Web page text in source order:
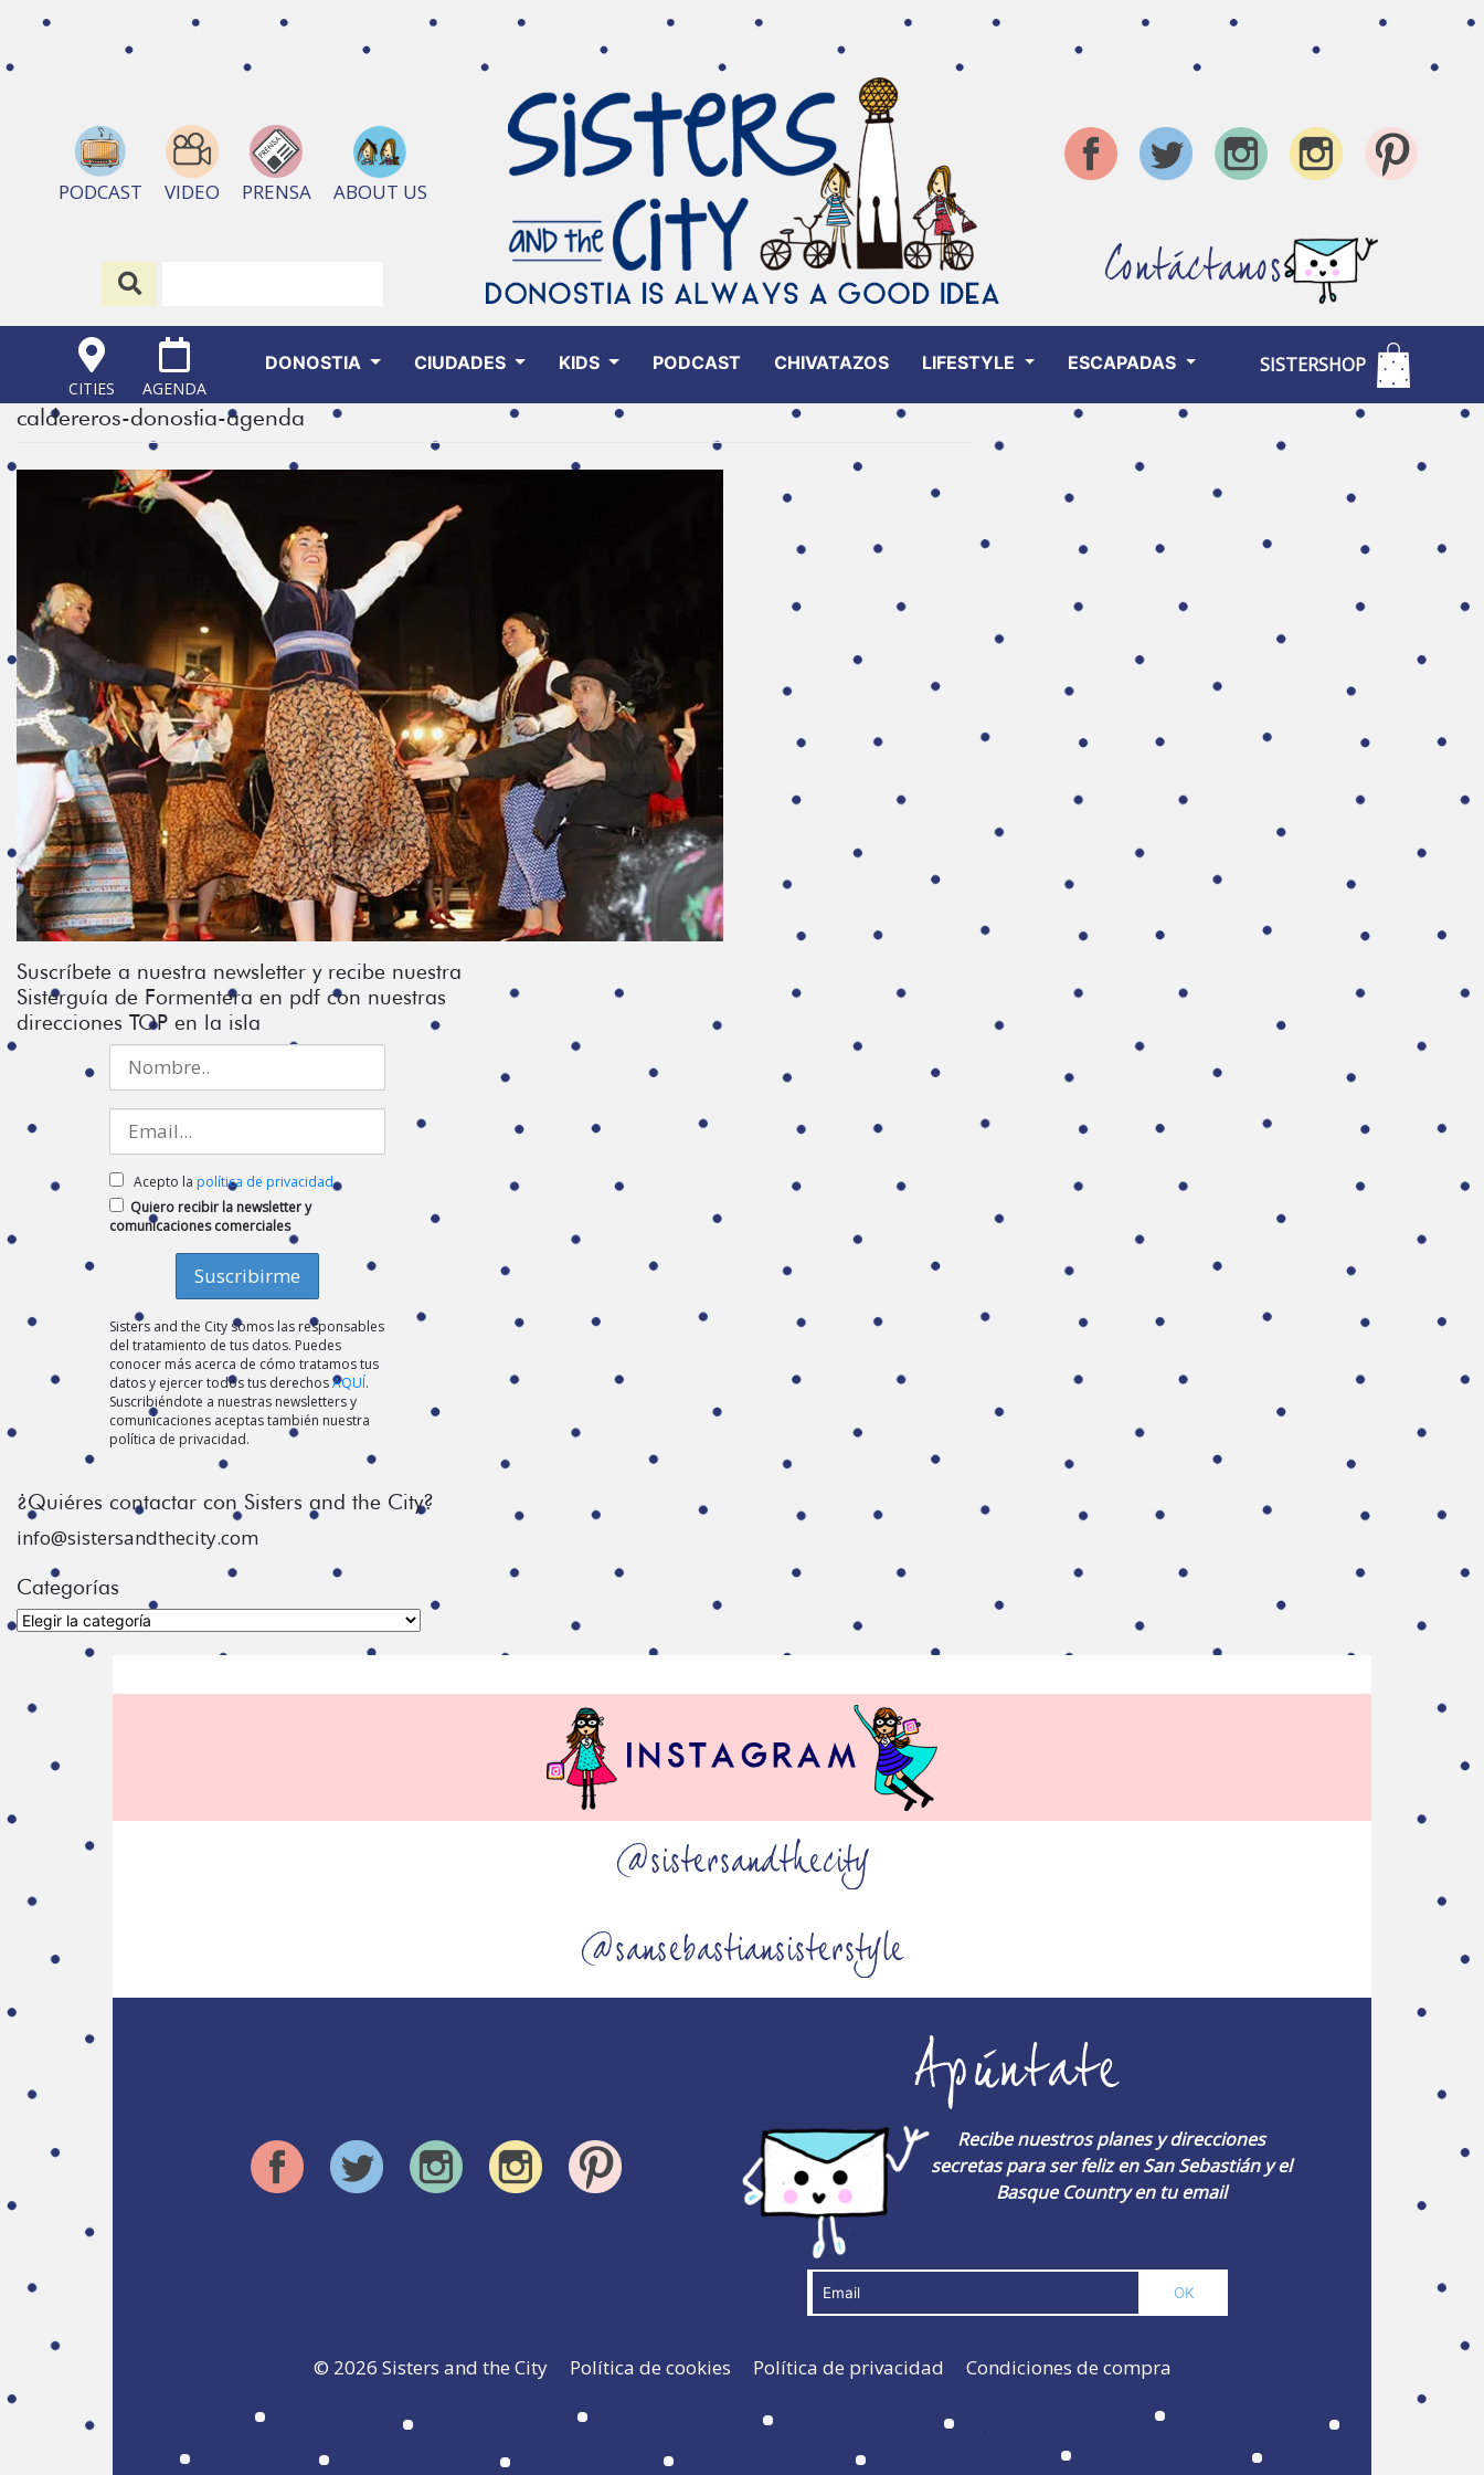
PODCAST VIDEO PRENSA ABOUT US
Contáctanos
CITIES AGENDA
DONOSTIA CIUDADES KIDS PODCAST CHIVATAZOS LIFESTYLE ESCAPADAS SISTERSHOP
caldereros-donostia-agenda
Suscríbete a nuestra newsletter y recibe nuestra
Sisterguía de Formentera en pdf con nuestras
direcciones TOP en la isla
Acepto la política de privacidad
Quiero recibir la newsletter y
comunicaciones comerciales
Sisters and the City somos las responsables
del tratamiento de tus datos. Puedes
conocer más acerca de cómo tratamos tus
datos y ejercer todos tus derechosAQUÍ.
Suscribiéndote a nuestras newsletters y
comunicaciones aceptas también nuestra
política de privacidad.
¿Quiéres contactar con Sisters and the City?
info@sistersandthecity.com
Categorías
Categorías
@sistersandthecity
@sansebastiansisterstyle
Apúntate
Recibe nuestros planes y direcciones
secretas para ser feliz en San Sebastián y el
Basque Country en tu email
© 2026 Sisters and the City Política de cookies Política de privacidad Condiciones de compra